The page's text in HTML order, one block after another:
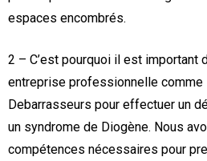
espaces encombrés.
2 – C’est pourquoi il est important
entreprise professionnelle comme
Debarrasseurs pour effectuer un
un syndrome de Diogène. Nous
compétences nécessaires pour